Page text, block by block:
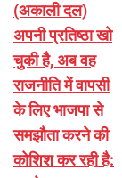
(अकाली दल)
अपनी प्रतिष्ठा खो
चुकी है, अब वह
राजनीति में वापसी
के लिए भाजपा से
समझौता करने की
कोशिश कर रही है: